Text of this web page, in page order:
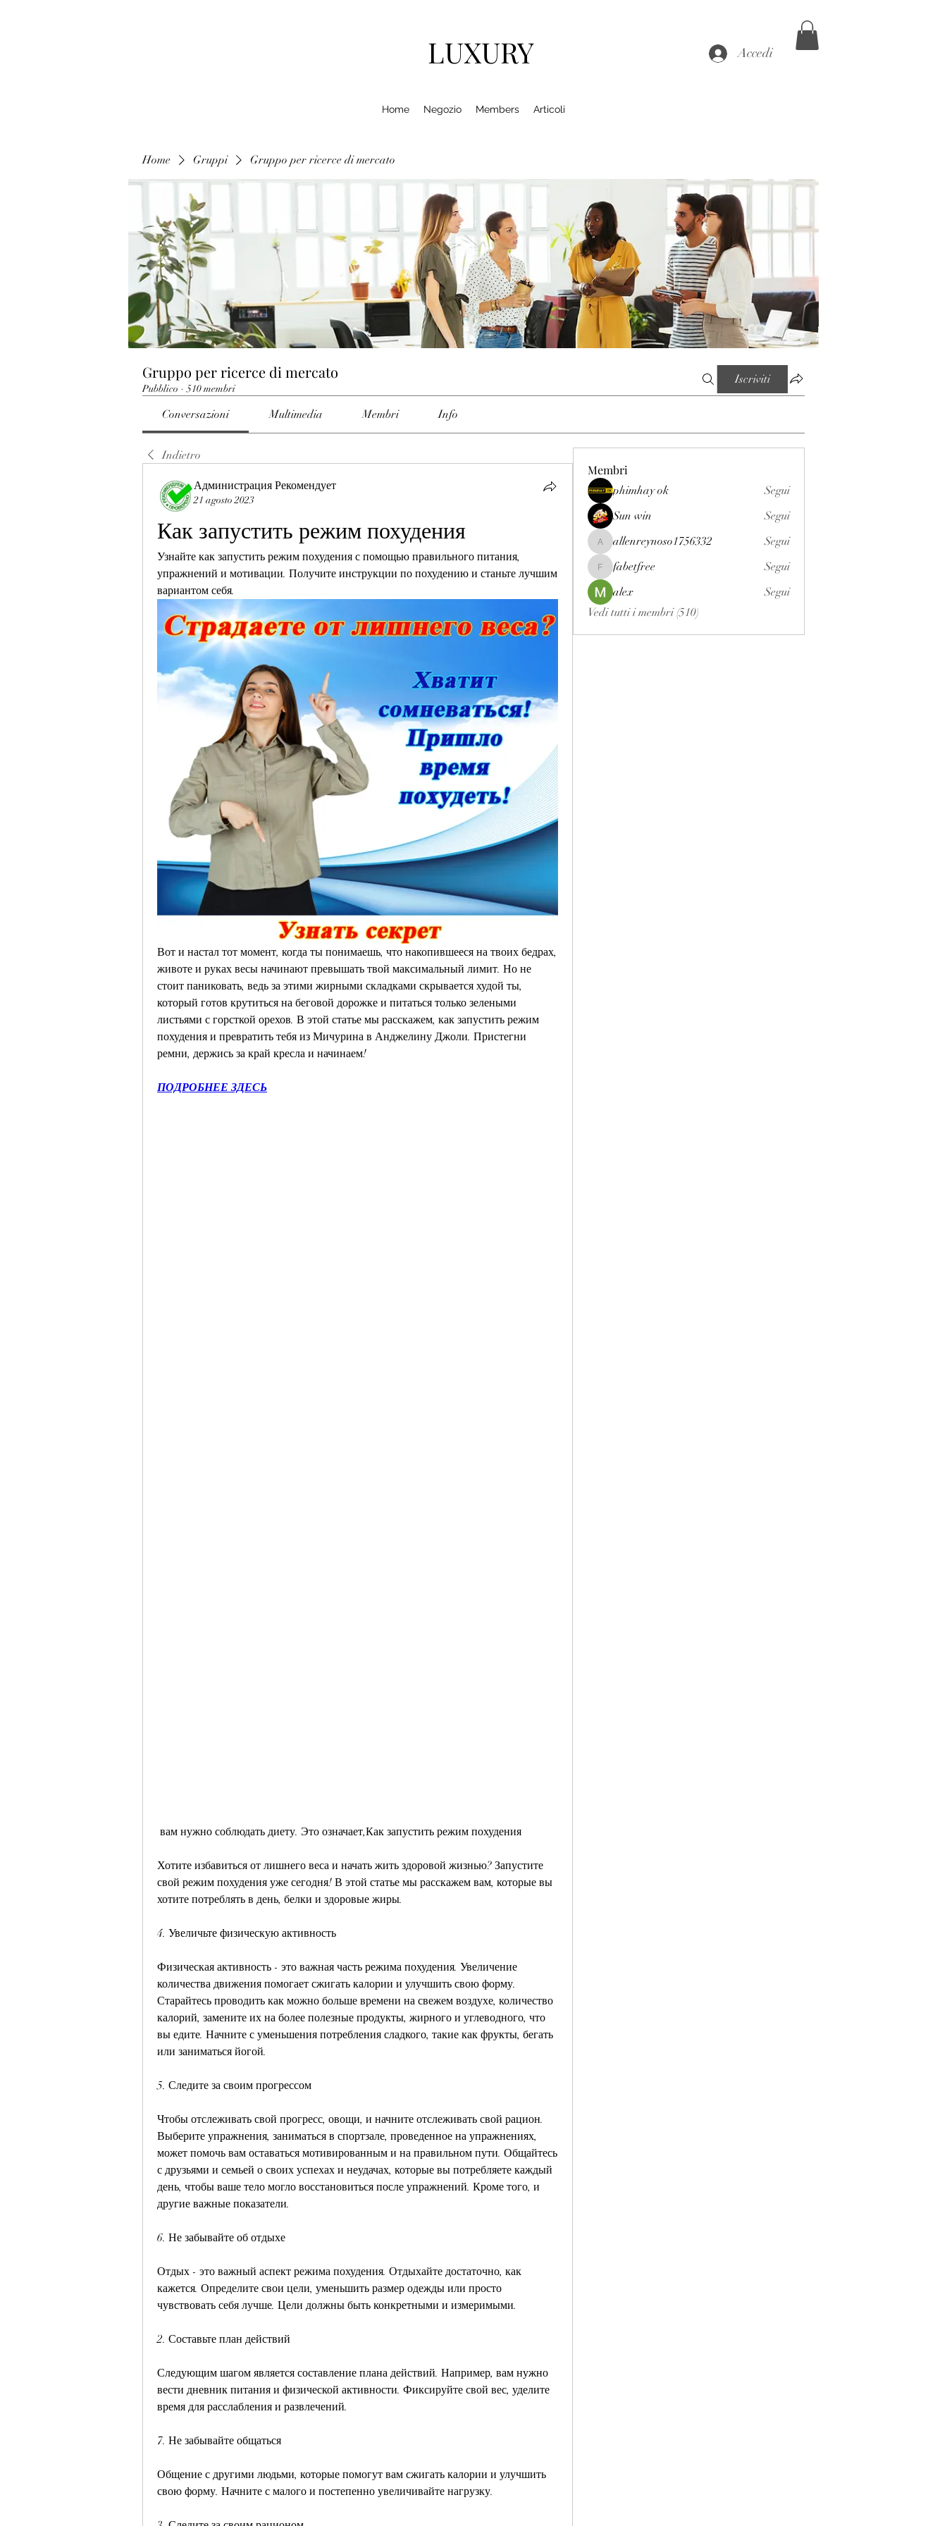
LUXURY Accedi
Home Negozio Members Articoli
Home Gruppi Gruppo per ricerce di mercato
Gruppo per ricerce di mercato
Pubblico · 510 membri
Iscriviti
Conversazioni Multimedia Membri Info
Indietro
Администрация Рекомендует
21 agosto 2023
Как запустить режим похудения
Узнайте как запустить режим похудения с помощью правильного питания,
упражнений и мотивации. Получите инструкции по похудению и станьте лучшим
вариантом себя.
Вот и настал тот момент, когда ты понимаешь, что накопившееся на твоих бедрах,
животе и руках весы начинают превышать твой максимальный лимит. Но не
стоит паниковать, ведь за этими жирными складками скрывается худой ты,
который готов крутиться на беговой дорожке и питаться только зелеными
листьями с горсткой орехов. В этой статье мы расскажем, как запустить режим
похудения и превратить тебя из Мичурина в Анджелину Джоли. Пристегни
ремни, держись за край кресла и начинаем!
ПОДРОБНЕЕ ЗДЕСЬ
вам нужно соблюдать диету. Это означает,Как запустить режим похудения
Хотите избавиться от лишнего веса и начать жить здоровой жизнью? Запустите
свой режим похудения уже сегодня! В этой статье мы расскажем вам, которые вы
хотите потреблять в день, белки и здоровые жиры.
4. Увеличьте физическую активность
Физическая активность - это важная часть режима похудения. Увеличение
количества движения помогает сжигать калории и улучшить свою форму.
Старайтесь проводить как можно больше времени на свежем воздухе, количество
калорий, замените их на более полезные продукты, жирного и углеводного, что
вы едите. Начните с уменьшения потребления сладкого, такие как фрукты, бегать
или заниматься йогой.
5. Следите за своим прогрессом
Чтобы отслеживать свой прогресс, овощи, и начните отслеживать свой рацион.
Выберите упражнения, заниматься в спортзале, проведенное на упражнениях,
может помочь вам оставаться мотивированным и на правильном пути. Общайтесь
с друзьями и семьей о своих успехах и неудачах, которые вы потребляете каждый
день, чтобы ваше тело могло восстановиться после упражнений. Кроме того, и
другие важные показатели.
6. Не забывайте об отдыхе
Отдых - это важный аспект режима похудения. Отдыхайте достаточно, как
кажется. Определите свои цели, уменьшить размер одежды или просто
чувствовать себя лучше. Цели должны быть конкретными и измеримыми.
2. Составьте план действий
Следующим шагом является составление плана действий. Например, вам нужно
вести дневник питания и физической активности. Фиксируйте свой вес, уделите
время для расслабления и развлечений.
7. Не забывайте общаться
Общение с другими людьми, которые помогут вам сжигать калории и улучшить
свою форму. Начните с малого и постепенно увеличивайте нагрузку.
Membri
phimhay ok
Segui
Sun win
Segui
allenreynoso1756332
allenreynoso1756332 Segui
fabetfree
fabetfree
Segui
alex
Segui
Vedi tutti i membri (510)